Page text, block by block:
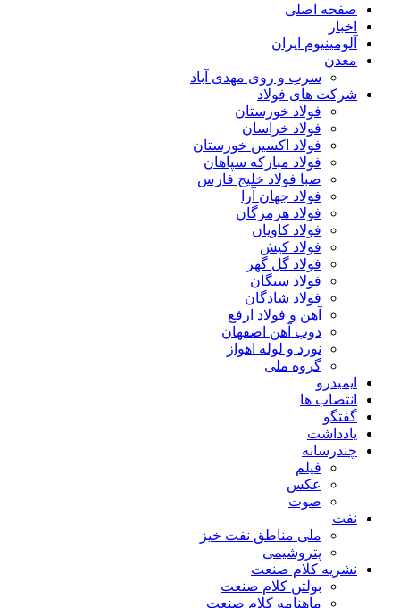
صفحه اصلی
اخبار
آلومینیوم ایران
معدن
سرب و روی مهدی آباد
شرکت های فولاد
فولاد خوزستان
فولاد خراسان
فولاد اکسین خوزستان
فولاد مبارکه سپاهان
صبا فولاد خلیج فارس
فولاد جهان آرا
فولاد هرمزگان
فولاد کاویان
فولاد کیش
فولاد گل گهر
فولاد سنگان
فولاد شادگان
آهن و فولاد ارفع
ذوب آهن اصفهان
نورد و لوله اهواز
گروه ملی
ایمیدرو
انتصاب ها
گفتگو
یادداشت
چندرسانه
فیلم
عکس
صوت
نفت
ملی مناطق نفت خیز
پتروشیمی
نشریه کلام صنعت
بولتن کلام صنعت
ماهنامه کلام صنعت